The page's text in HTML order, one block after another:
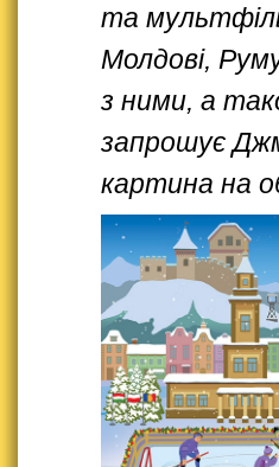
та
Молдові,
з ними, а
запрошує
картина на